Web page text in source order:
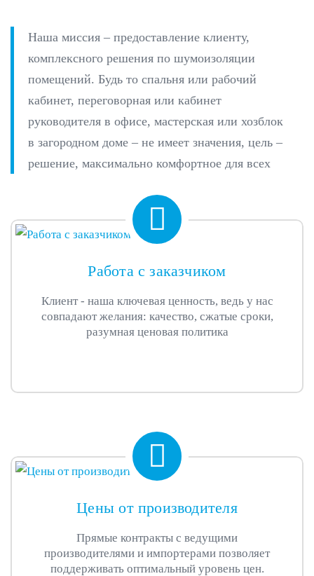
Наша миссия – предоставление клиенту,
комплексного решения по шумоизоляции
помещений. Будь то спальня или рабочий
кабинет, переговорная или кабинет
руководителя в офисе, мастерская или хозблок
в загородном доме – не имеет значения, цель –
решение, максимально комфортное для всех
Работа с заказчиком
Клиент - наша ключевая ценность, ведь у нас
совпадают желания: качество, сжатые сроки,
разумная ценовая политика
Цены от производителя
Прямые контракты с ведущими
производителями и импортерами позволяет
поддерживать оптимальный уровень цен.